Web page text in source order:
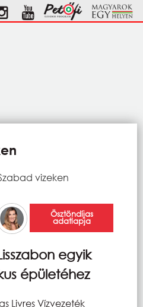
vizeken
Ösztöndíjas
adatlapja
egyik
épületéhez
Livres Vízvezeték